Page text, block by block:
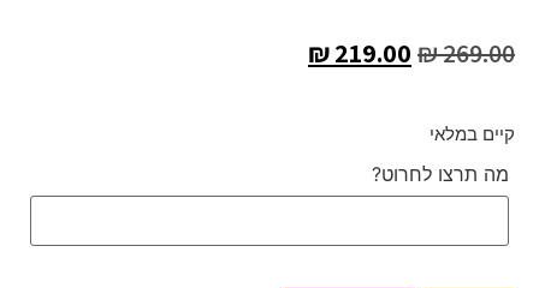
₪269.00
₪219.00
קיים במלאי
מה תרצו לחרוט?